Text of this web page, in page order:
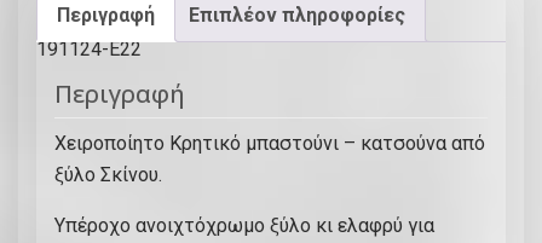
Περιγραφή Επιπλέον πληροφορίες
Περιγραφή
Χειροποίητο Κρητικό μπαστούνι – κατσούνα από
ξύλο Σκίνου.
Υπέροχο ανοιχτόχρωμο ξύλο κι ελαφρύ για